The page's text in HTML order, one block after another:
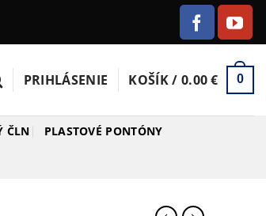
PRIHLÁSENIE KOŠÍK / 0.00€ 0
ČLN PLASTOVÉ PONTÓNY